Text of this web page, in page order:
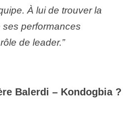
À lui de trouver la
performances
de leader.”
Balerdi – Kondogbia ?